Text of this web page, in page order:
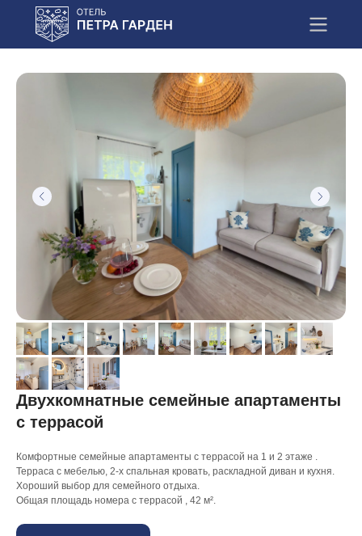
Двухкомнатные семейные апартаменты
с террасой
Комфортные семейные апартаменты с террасой на 1 и 2 этаже .
Терраса с мебелью, 2-х спальная кровать, раскладной диван и кухня.
Хороший выбор для семейного отдыха.
Общая площадь номера с террасой , 42 м².